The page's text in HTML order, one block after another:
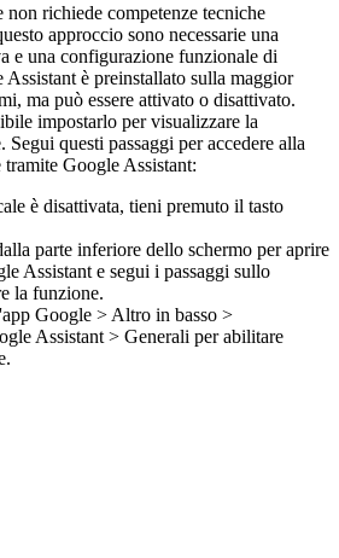
non richiede competenze tecniche
approccio sono necessarie una
e una configurazione funzionale di
è preinstallato sulla maggior
ma può essere attivato o disattivato.
impostarlo per visualizzare la
questi passaggi per accedere alla
Google Assistant:
è disattivata, tieni premuto il tasto
parte inferiore dello schermo per aprire
Assistant e segui i passaggi sullo
la funzione.
Google > Altro in basso >
Assistant > Generali per abilitare